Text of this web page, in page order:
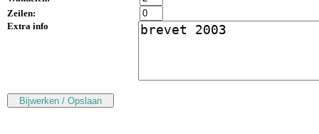
Zeilen:
Extra info